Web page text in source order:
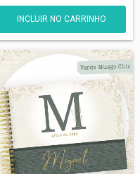
INCLUIR NO CARRINHO